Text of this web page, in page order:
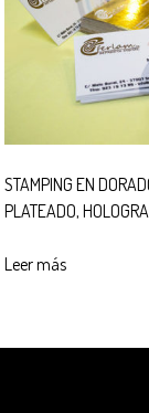
STAMPING EN
PLATEADO,
Leer más